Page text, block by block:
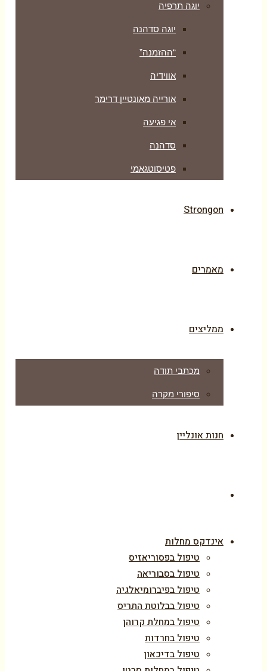
יוגה תרפיה
יוגה סדהנה
“ההזמנה”
אווידיה
אורייה מאונטיין דרימר
אי פגיעה
סדהנה
פטיסוטגאמי
Strongon
מאמרים
ממליצים
מכתבי תודה
סיפורי מקרה
חנות אונליין
אינדקס מחלות
טיפול בפסוריאזיס
טיפול בסבוריאה
טיפול בפיברומיאלגיה
טיפול בבלוטת התריס
טיפול במחלת קרוהן
טיפול בחרדות
טיפול בדיכאון